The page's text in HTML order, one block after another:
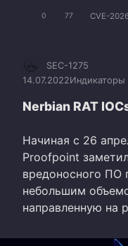
0 77 CVE-
SEC-1275
14.07.2022
Nerbian RAT
Начиная с 26
Proofpoint
вредоносного ПО
небольшим
направленную на